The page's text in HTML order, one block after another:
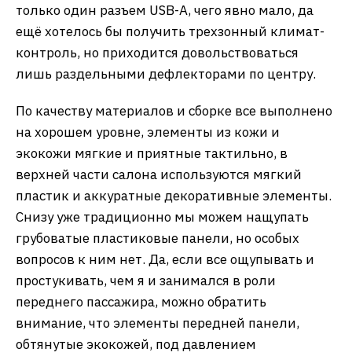
только один разъем USB-A, чего явно мало, да
ещё хотелось бы получить трехзонный климат-
контроль, но приходится довольствоваться
лишь раздельными дефлекторами по центру.
По качеству материалов и сборке все выполнено
на хорошем уровне, элементы из кожи и
экокожи мягкие и приятные тактильно, в
верхней части салона используются мягкий
пластик и аккуратные декоративные элементы.
Снизу уже традиционно мы можем нащупать
грубоватые пластиковые панели, но особых
вопросов к ним нет. Да, если все ощупывать и
простукивать, чем я и занимался в роли
переднего пассажира, можно обратить
внимание, что элементы передней панели,
обтянутые экокожей, под давлением